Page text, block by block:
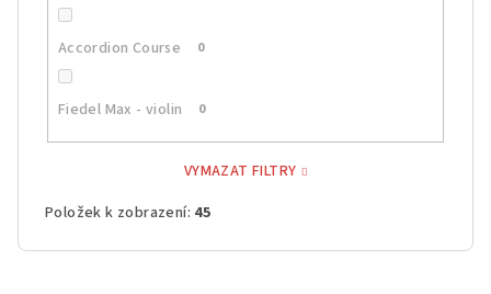
Accordion Course 0
Fiedel Max - violin 0
VYMAZAT FILTRY
Položek k zobrazení: 45